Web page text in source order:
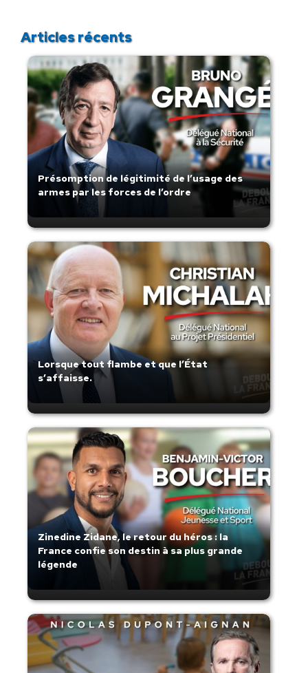
Articles récents
Présomption de légitimité de l’usage des
armes par les forces de l’ordre
Lorsque tout flambe et que l’État
s’affaisse.
Zinedine Zidane, le retour du héros : la
France confie son destin à sa plus grande
légende